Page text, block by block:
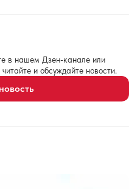
в нашем Дзен-канале или
и обсуждайте новости.